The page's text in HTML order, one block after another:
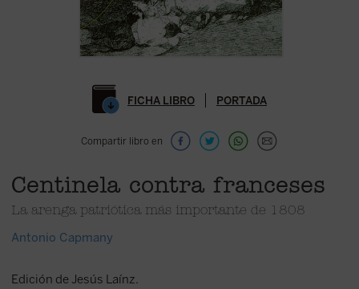
FICHA LIBRO PORTADA
Compartir libro en
Centinela contra franceses
La arenga patriótica más importante de 1808
Antonio Capmany
Edición de Jesús Laínz.